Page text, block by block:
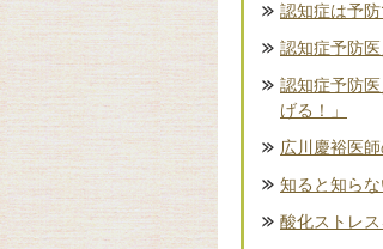
認知症は予
認知症予防
認知症予防
げる！」
広川慶裕医
知ると知ら
酸化ストレ